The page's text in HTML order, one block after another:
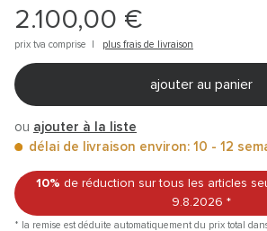
2.100,00 €
prix tva comprise | plus frais de livraison
ajouter au panier
ou ajouter à la liste
délai de livraison environ: 10 - 12
10% de réduction sur tous les articles
9.8.2026 *
* la remise est déduite automatiquement du prix total